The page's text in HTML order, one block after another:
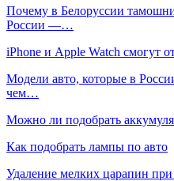
Почему в Белоруссии
России —…
iPhone и Apple Watch смогут
Модели авто, которые в
чем…
Можно ли подобрать
Как подобрать лампы по авто
Удаление мелких царапин при